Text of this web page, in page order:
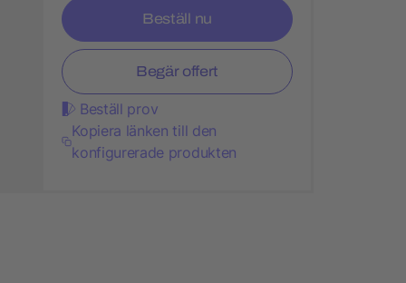
Beställ nu
Begär offert
Beställ prov
Kopiera länken till den
konfigurerade produkten